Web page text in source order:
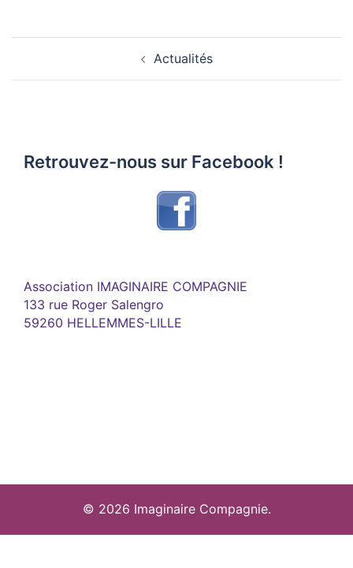
Navigation
Actualités
Retrouvez-nous sur Facebook !
Association IMAGINAIRE COMPAGNIE
133 rue Roger Salengro
59260 HELLEMMES-LILLE
© 2026 Imaginaire Compagnie.